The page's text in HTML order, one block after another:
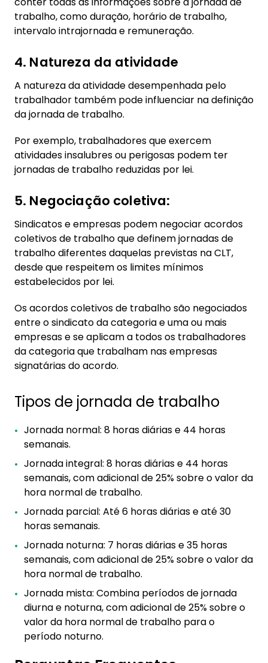
trabalho, como duração, horário de trabalho,
intervalo intrajornada e remuneração.
4. Natureza da atividade
A natureza da atividade desempenhada pelo
trabalhador também pode influenciar na definição
da jornada de trabalho.
Por exemplo, trabalhadores que exercem
atividades insalubres ou perigosas podem ter
jornadas de trabalho reduzidas por lei.
5. Negociação coletiva:
Sindicatos e empresas podem negociar acordos
coletivos de trabalho que definem jornadas de
trabalho diferentes daquelas previstas na CLT,
desde que respeitem os limites mínimos
estabelecidos por lei.
Os acordos coletivos de trabalho são negociados
entre o sindicato da categoria e uma ou mais
empresas e se aplicam a todos os trabalhadores
da categoria que trabalham nas empresas
signatárias do acordo.
Tipos de jornada de trabalho
Jornada normal: 8 horas diárias e 44 horas
semanais.
Jornada integral: 8 horas diárias e 44 horas
semanais, com adicional de 25% sobre o valor da
hora normal de trabalho.
Jornada parcial: Até 6 horas diárias e até 30
horas semanais.
Jornada noturna: 7 horas diárias e 35 horas
semanais, com adicional de 25% sobre o valor da
hora normal de trabalho.
Jornada mista: Combina períodos de jornada
diurna e noturna, com adicional de 25% sobre o
valor da hora normal de trabalho para o
período noturno.